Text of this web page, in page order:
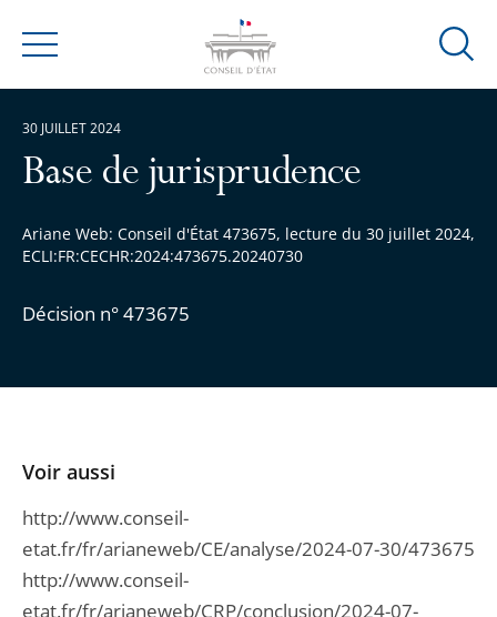
Menu
Ouvrir
Base de jurisprudence
Ariane Web: Conseil d'État 473675, lecture du 30 juillet 2024,
ECLI:FR:CECHR:2024:473675.20240730
Décision n° 473675
30 JUILLET 2024
Voir aussi
http://www.conseil-
etat.fr/fr/arianeweb/CE/analyse/2024-07-30/473675
http://www.conseil-
etat.fr/fr/arianeweb/CRP/conclusion/2024-07-